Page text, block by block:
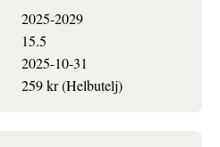
2025-2029
15.5
2025-10-31
259 kr (Helbutelj)